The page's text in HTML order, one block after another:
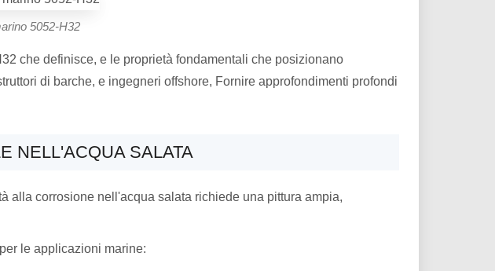
5052-H32
che definisce, e le proprietà fondamentali che posizionano
di barche, e ingegneri offshore, Fornire approfondimenti profondi
NELL'ACQUA SALATA
alla corrosione nell'acqua salata richiede una pittura ampia,
le applicazioni marine: